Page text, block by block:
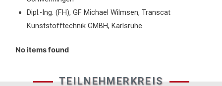
Dipl.-Ing. (FH), GF Michael Wilmsen, Transcat
Kunststofftechnik GMBH, Karlsruhe
No items found
TEILNEHMERKREIS